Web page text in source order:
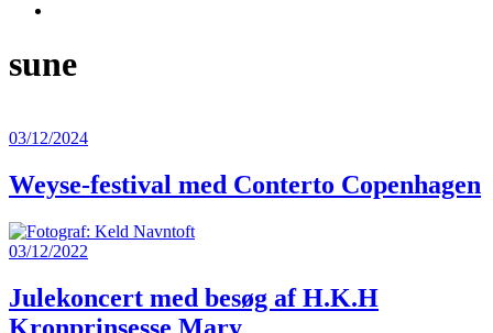
sune
03/12/2024
Weyse-festival med Conterto Copenhagen
03/12/2022
Julekoncert med besøg af H.K.H
Kronprinsesse Mary